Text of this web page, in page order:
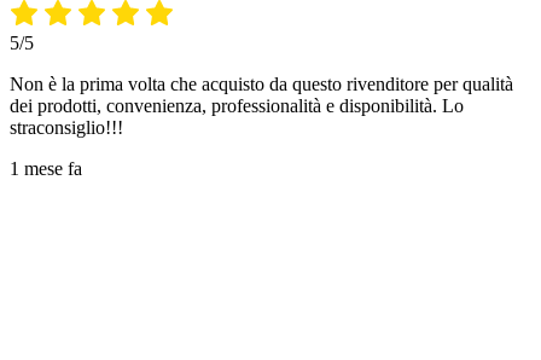
5/5
Non è la prima volta che acquisto da questo rivenditore per qualità
dei prodotti, convenienza, professionalità e disponibilità. Lo
straconsiglio!!!
1 mese fa